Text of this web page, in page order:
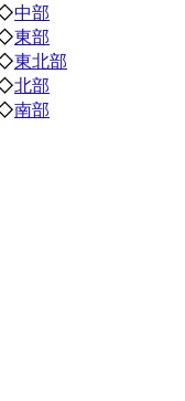
中部
東部
東北部
北部
南部